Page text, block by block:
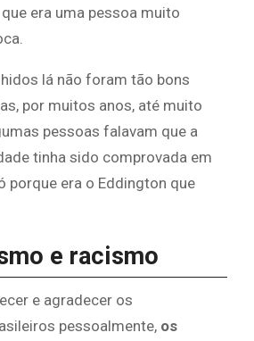
era uma pessoa muito
lá não foram tão bons
por muitos anos, até muito
pessoas falavam que a
tinha sido comprovada em
porque era o Eddington que
e racismo
e agradecer os
pessoalmente, os